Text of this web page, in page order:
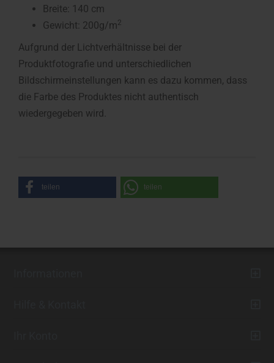
Breite: 140 cm
Gewicht: 200g/m2
Aufgrund der Lichtverhältnisse bei der
Produktfotografie und unterschiedlichen
Bildschirmeinstellungen kann es dazu kommen, dass
die Farbe des Produktes nicht authentisch
wiedergegeben wird.
teilen teilen